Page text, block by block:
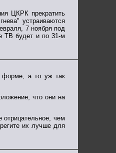
ЦКРК прекратить
устраиваются
7 ноября под
ТВ будет и по 31-м
форме, а то уж так
что они на
чем
их лучше для